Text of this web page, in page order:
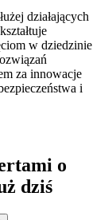
działających
w dziedzinie
za innowacje
i
o
dziś